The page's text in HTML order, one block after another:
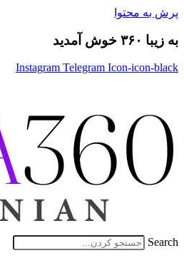
پرش به محتوا
به زیبا ۳۶۰ خوش آمدید
Instagram Telegram Icon-icon-black
Search